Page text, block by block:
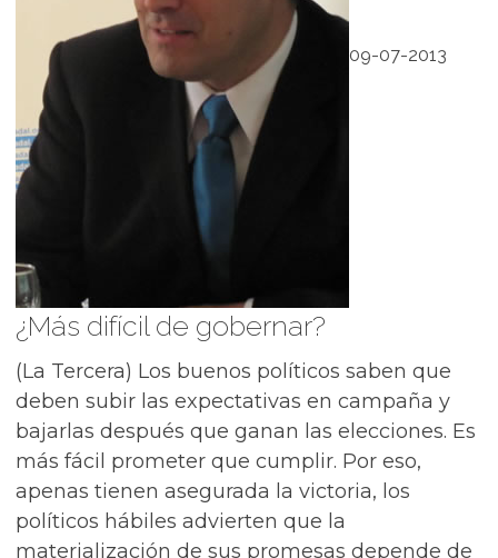
09-07-2013
¿Más difícil de gobernar?
(La Tercera) Los buenos políticos saben que
deben subir las expectativas en campaña y
bajarlas después que ganan las elecciones. Es
más fácil prometer que cumplir. Por eso,
apenas tienen asegurada la victoria, los
políticos hábiles advierten que la
materialización de sus promesas depende de